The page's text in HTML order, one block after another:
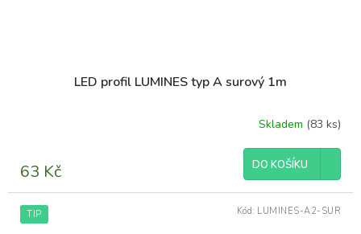
LED profil LUMINES typ A surový 1m
Skladem (83 ks)
63 Kč DO KOŠÍKU
TIP Kód: LUMINES-A2-SUR